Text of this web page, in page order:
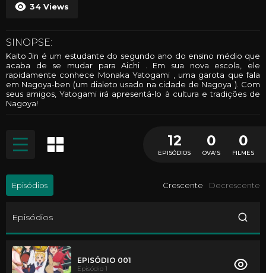
34 Views
SINOPSE:
Kaito Jin é um estudante do segundo ano do ensino médio que
acaba de se mudar para Aichi . Em sua nova escola, ele
rapidamente conhece Monaka Yatogami , uma garota que fala
em Nagoya-ben (um dialeto usado na cidade de Nagoya ). Com
seus amigos, Yatogami irá apresentá-lo à cultura e tradições de
Nagoya!
12
EPISÓDIOS
0
OVA'S
0
FILMES
Episódios Crescente Decrescente
Episódios
EPISÓDIO 001
Episódio 1